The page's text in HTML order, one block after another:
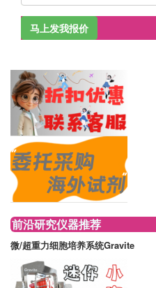
马上发我报价
前沿研究仪器推荐
微/超重力细胞培养系统Gravite